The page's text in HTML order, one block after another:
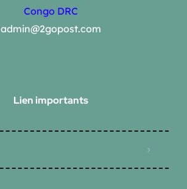
Congo DRC
admin@2gopost.com
Lien importants